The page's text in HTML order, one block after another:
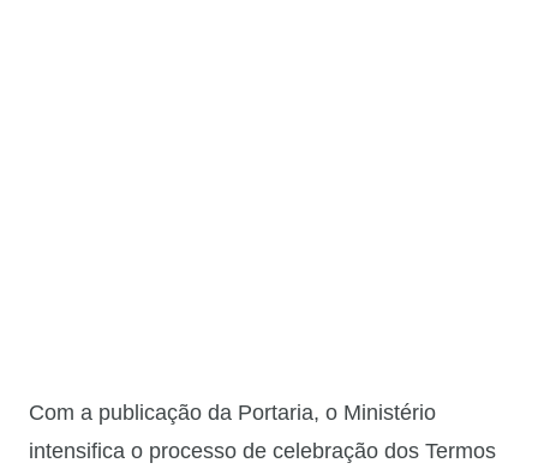
Com a publicação da Portaria, o Ministério
intensifica o processo de celebração dos Termos